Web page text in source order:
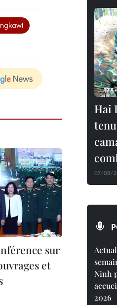
sur
et
Hai
07/08/
Ninh
2026